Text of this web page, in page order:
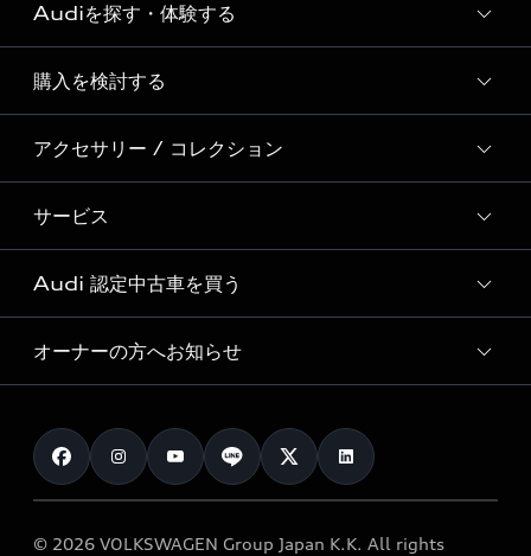
Audi ブランド
Story of Progress
Audi Sport
Formula 1®
デジタルサービス
Audiを探す・体験する
ディーラー検索
新車在庫検索
試乗車・展示車検索
見積り依頼
試乗予約
購入を検討する
モデル一覧
特別仕様モデル / 限定モデル
e-tronラインアップ
価格シミュレーション
車両比較
カタログ一覧
アクセサリー / コレクション
純正アクセサリー
オンラインショップ
Audi collection
アウディナビアプリ
サービス
サービス入庫予約
サービスプログラム
メンテナンス
車検 / 定期点検
e-tronアフターサポート
Audi 認定中古車を買う
Audi認定中古車
クオリティ
保証
メンテナンス
オーナーの方へお知らせ
お知らせ
オーナー様向けキャンペーン
© 2026 VOLKSWAGEN Group Japan K.K. All rights